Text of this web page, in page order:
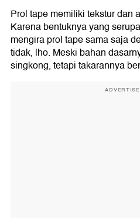
Prol tape memiliki tekstur dan
Karena bentuknya yang
mengira prol tape sama saja
tidak, lho. Meski bahan
singkong, tetapi takarannya